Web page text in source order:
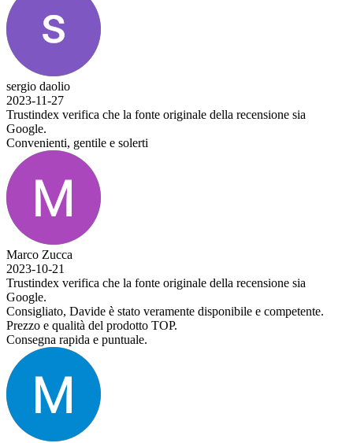
sergio daolio
2023-11-27
Trustindex verifica che la fonte originale della recensione sia
Google.
Convenienti, gentile e solerti
Marco Zucca
2023-10-21
Trustindex verifica che la fonte originale della recensione sia
Google.
Consigliato, Davide è stato veramente disponibile e competente.
Prezzo e qualità del prodotto TOP.
Consegna rapida e puntuale.